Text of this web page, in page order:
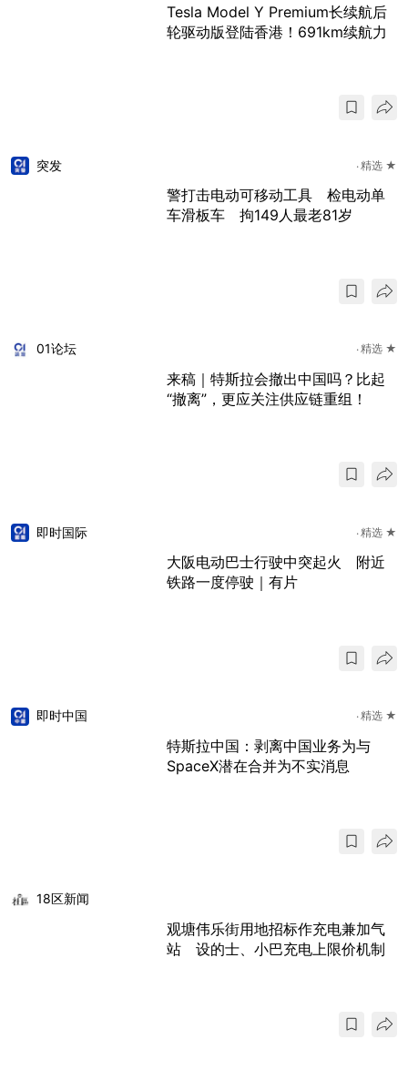
Tesla Model Y Premium长续航后
轮驱动版登陆香港！691km续航力
突发 精选 ★
警打击电动可移动工具 检电动单
车滑板车 拘149人最老81岁
01论坛 精选 ★
来稿｜特斯拉会撤出中国吗？比起
“撤离”，更应关注供应链重组！
即时国际 精选 ★
大阪电动巴士行驶中突起火 附近
铁路一度停驶｜有片
即时中国 精选 ★
特斯拉中国：剥离中国业务为与
SpaceX潜在合并为不实消息
18区新闻
观塘伟乐街用地招标作充电兼加气
站 设的士、小巴充电上限价机制